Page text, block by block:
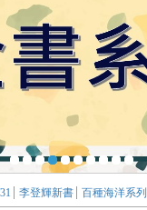
李登輝新書 百種海洋系列